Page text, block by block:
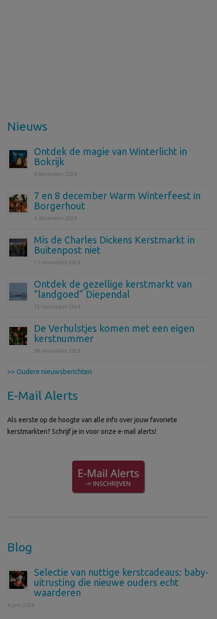
Nieuws
Ontdek de magie van Winterlicht in
Bokrijk
6 december 2024
7 en 8 december Warm Winterfeest in
Borgerhout
4 december 2024
Mis de Charles Dickens Kerstmarkt in
Buitenpost niet
15 november 2024
Ontdek de gezellige kerstmarkt van
“landgoed” Diependal
12 november 2024
De Verhulstjes komen met een eigen
kerstnummer
30 november 2023
>> Oudere nieuwsberichten
E-Mail Alerts
Als eerste op de hoogte van alle info over jouw favoriete
kerstmarkten? Schrijf je in voor onze e-mail alerts!
Blog
Selectie van nuttige kerstcadeaus: baby-
uitrusting die nieuwe ouders echt
waarderen
4 juni 2026